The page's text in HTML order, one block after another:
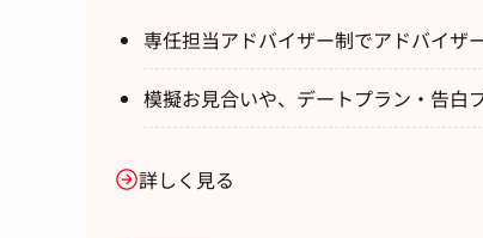
専任担当アドバイザー制でアドバイザ
模擬お見合いや、デートプラン・告白
詳しく見る